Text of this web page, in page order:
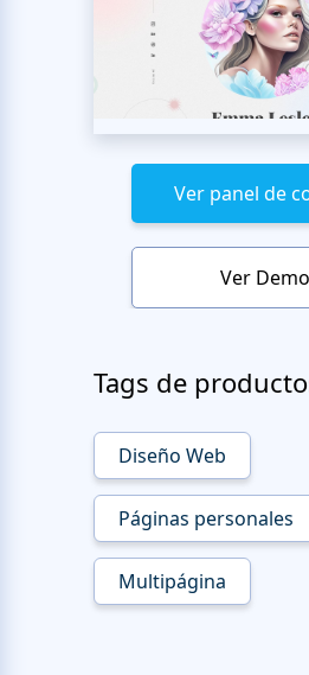
Ver panel de
Ver Demo
Tags de
Diseño Web
Páginas personales
Multipágina